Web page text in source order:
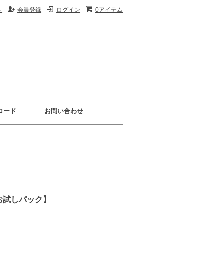
0アイテム
ログイン
会員登録
ード お問い合わせ
しパック】